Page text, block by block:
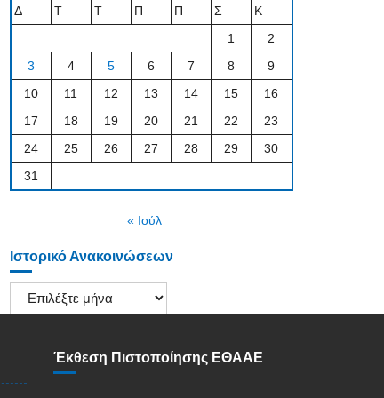
Δ Τ Τ Π Π Σ
Κ
1
2
3
4 5 6 7 8
9
10
11 12 13 14 15
16
17
18 19 20 21 22
23
24
25 26 27 28 29
30
31
« Ιούλ
Ιστορικό Ανακοινώσεων
Ιστορικό
Ανακοινώσεων
Έκθεση Πιστοποίησης ΕΘΑΑΕ